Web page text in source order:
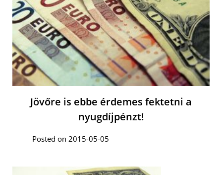
Jövőre is ebbe érdemes fektetni a
nyugdíjpénzt!
Posted on 2015-05-05